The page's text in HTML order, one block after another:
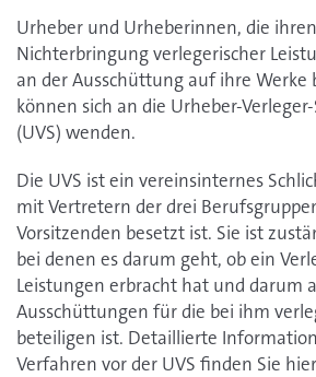
Urheber und Urheberinnen, die
Nichterbringung verlegerischer
an der Ausschüttung auf ihre Werke
können sich an die Urheber-
(UVS) wenden.
Die UVS ist ein vereinsinternes
mit Vertretern der drei
Vorsitzenden besetzt ist. Sie ist
bei denen es darum geht, ob ein
Leistungen erbracht hat und darum
Ausschüttungen für die bei ihm
beteiligen ist. Detaillierte
Verfahren vor der UVS finden Sie